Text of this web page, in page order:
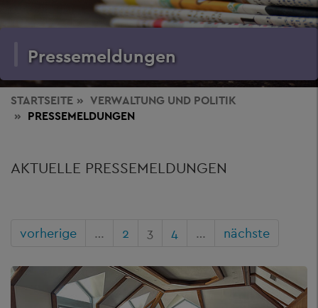
Pressemeldungen
STARTSEITE VERWALTUNG UND POLITIK
PRESSEMELDUNGEN
AKTUELLE PRESSEMELDUNGEN
vorherige … 2 3 4 … nächste